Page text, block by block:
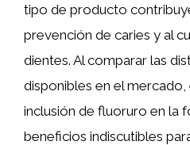
tipo de producto
prevención de caries y al
dientes. Al comparar las
disponibles en el
inclusión de fluoruro en la
beneficios indiscutibles